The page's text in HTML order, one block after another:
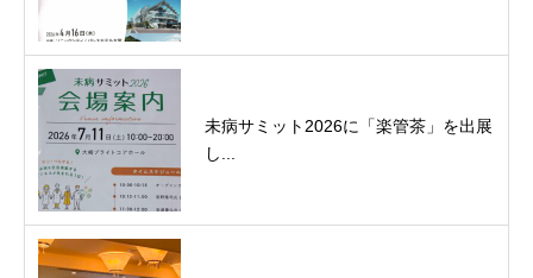
未病サミット2026に「楽管茶」を出展
し...